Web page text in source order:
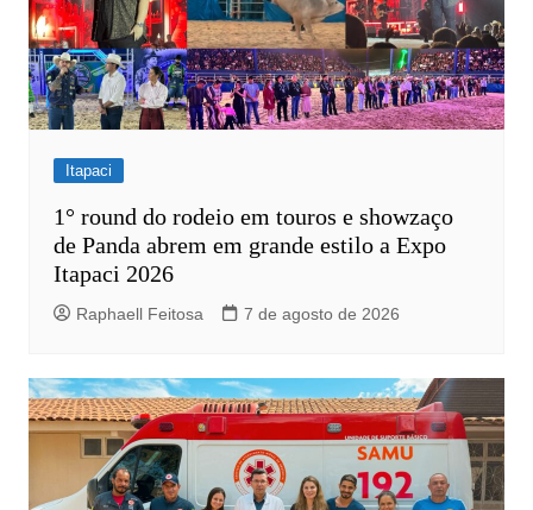
Itapaci
1° round do rodeio em touros e showzaço
de Panda abrem em grande estilo a Expo
Itapaci 2026
Raphaell Feitosa 7 de agosto de 2026